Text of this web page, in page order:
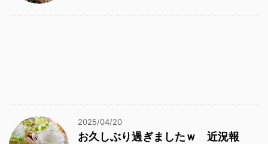
2025/04/20
お久しぶり過ぎましたｗ 近況報